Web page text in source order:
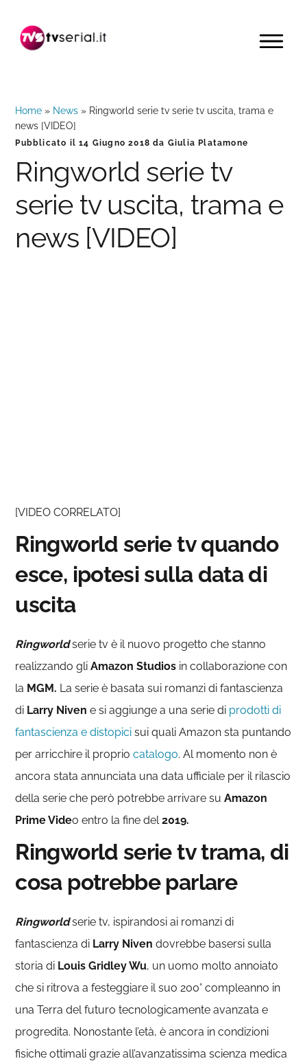
navigazione
contenuto
barra
MENU
Home » News » Ringworld serie tv serie tv uscita, trama e
news [VIDEO]
Pubblicato il14 Giugno 2018 da Giulia Platamone
Ringworld serie tv
serie tv uscita, trama e
news [VIDEO]
[VIDEO CORRELATO]
Ringworld serie tv quando
esce, ipotesi sulla data di
uscita
Ringworldserie tv è il nuovo progetto che stanno
realizzando gliAmazon Studios in collaborazione con
la MGM. La serie è basata sui romanzi di fantascienza
di Larry Nivene si aggiunge a una serie di prodotti di
fantascienza e distopici sui quali Amazon sta puntando
per arricchire il propriocatalogo. Al momento non è
ancora stata annunciata una data ufficiale per il rilascio
della serie che però potrebbe arrivare suAmazon
Prime Video entro la fine del2019.
Ringworld serie tv trama, di
cosa potrebbe parlare
Ringworld serie tv, ispirandosi ai romanzi di
fantascienza di Larry Nivendovrebbe basersi sulla
storia di Louis Gridley Wu, un uomo molto annoiato
che si ritrova a festeggiare il suo 200° compleanno in
una Terra del futuro tecnologicamente avanzata e
progredita. Nonostante l’età, è ancora in condizioni
fisiche ottimali grazie all’avanzatissima scienza medica